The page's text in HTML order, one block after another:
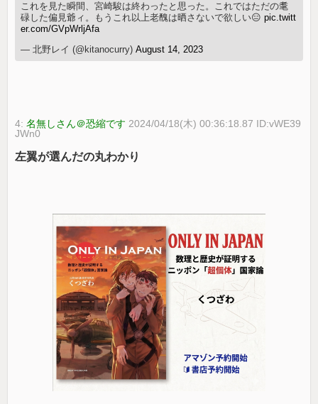
これを見た瞬間、宮崎駿は終わったと思った。これではただの耄
碌した偏見爺ィ。もうこれ以上老醜は晒さないで欲しい😑pic.twitt
er.com/GVpWrljAfa
— 北野レイ (@kitanocurry)August 14, 2023
4:名無しさん＠恐縮です 2024/04/18(木) 00:36:18.87 ID:vWE39
JWn0
左翼が選んだの丸わかり